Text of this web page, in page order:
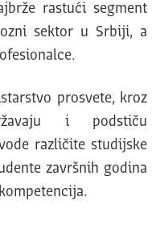
rastući segment
sektor u Srbiji, a
prosvete, kroz
i podstiču
različite studijske
završnih godina